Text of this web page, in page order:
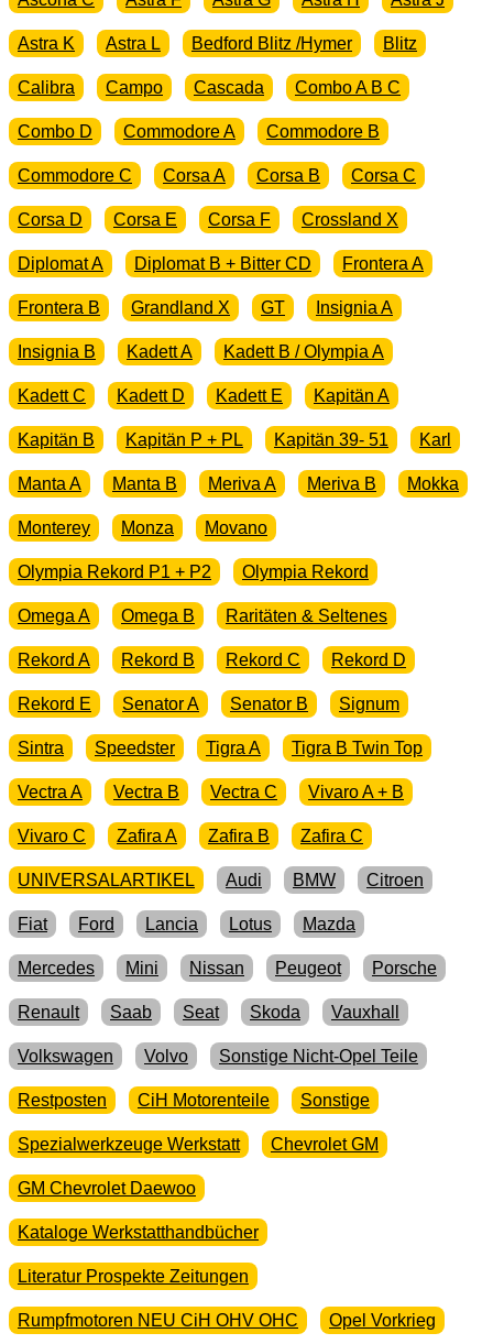
Astra K Astra L Bedford Blitz /Hymer Blitz
Calibra Campo Cascada Combo A B C
Combo D Commodore A Commodore B
Commodore C Corsa A Corsa B Corsa C
Corsa D Corsa E Corsa F Crossland X
Diplomat A Diplomat B + Bitter CD Frontera A
Frontera B Grandland X GT Insignia A
Insignia B Kadett A Kadett B / Olympia A
Kadett C Kadett D Kadett E Kapitän A
Kapitän B Kapitän P + PL Kapitän 39- 51 Karl
Manta A Manta B Meriva A Meriva B Mokka
Monterey Monza Movano
Olympia Rekord P1 + P2 Olympia Rekord
Omega A Omega B Raritäten & Seltenes
Rekord A Rekord B Rekord C Rekord D
Rekord E Senator A Senator B Signum
Sintra Speedster Tigra A Tigra B Twin Top
Vectra A Vectra B Vectra C Vivaro A + B
Vivaro C Zafira A Zafira B Zafira C
UNIVERSALARTIKEL Audi BMW Citroen
Fiat Ford Lancia Lotus Mazda
Mercedes Mini Nissan Peugeot Porsche
Renault Saab Seat Skoda Vauxhall
Volkswagen Volvo Sonstige Nicht-Opel Teile
Restposten CiH Motorenteile Sonstige
Spezialwerkzeuge Werkstatt Chevrolet GM
GM Chevrolet Daewoo
Kataloge Werkstatthandbücher
Literatur Prospekte Zeitungen
Rumpfmotoren NEU CiH OHV OHC Opel Vorkrieg